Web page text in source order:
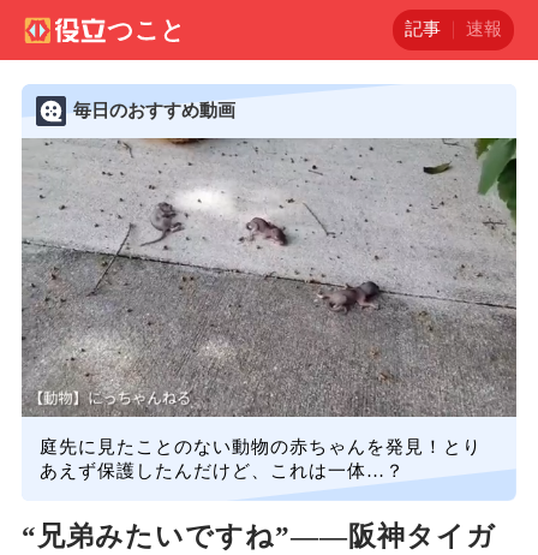
記事 速報
毎日のおすすめ動画
庭先に見たことのない動物の赤ちゃんを発見！とり
あえず保護したんだけど、これは一体…？
“兄弟みたいですね”——阪神タイガ